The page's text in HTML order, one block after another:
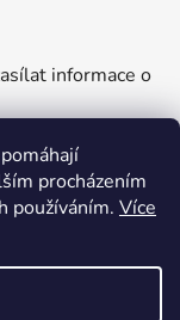
procházením
používáním. Více
informace o